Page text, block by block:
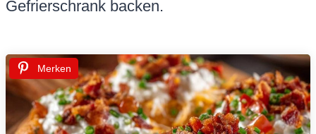
Gefrierschrank backen.
Merken